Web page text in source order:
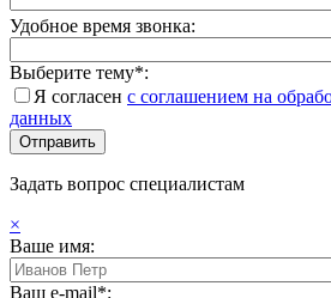
Удобное время звонка:
Выберите тему*:
Я согласен с соглашением на
данных
Задать вопрос специалистам
×
Ваше имя:
Ваш e-mail*: